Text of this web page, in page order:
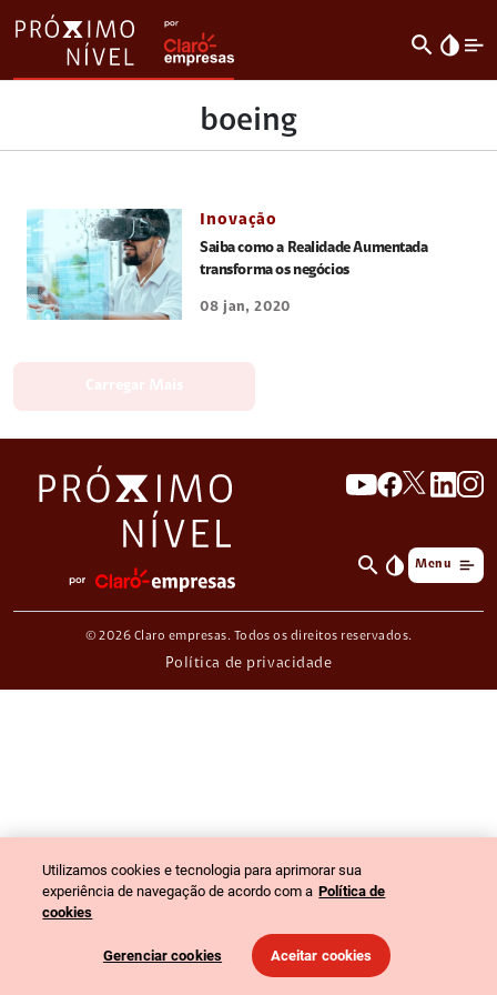
search invert_colors
boeing
Inovação
Saiba como a Realidade Aumentada
transforma os negócios
08 jan, 2020
search invert_colors Menu
© 2026 Claro empresas. Todos os direitos reservados.
Política de privacidade
Utilizamos cookies e tecnologia para aprimorar sua
experiência de navegação de acordo com a Política de
cookies
Gerenciar cookies Aceitar cookies